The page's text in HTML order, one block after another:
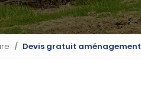
Devis gratuit